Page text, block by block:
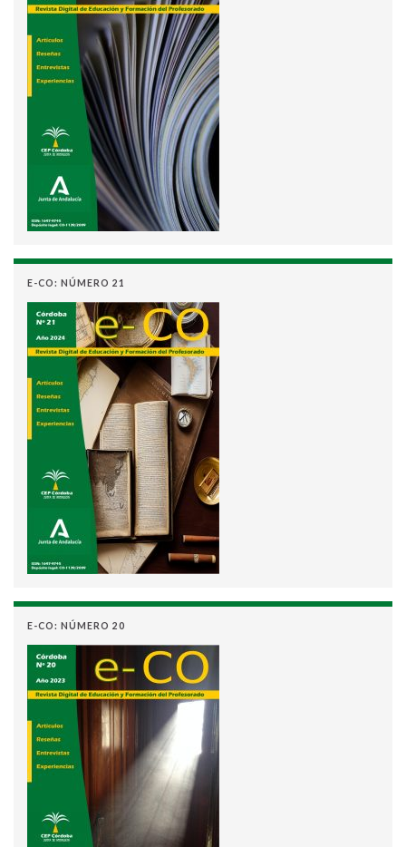
E-CO: NÚMERO 21
E-CO: NÚMERO 20